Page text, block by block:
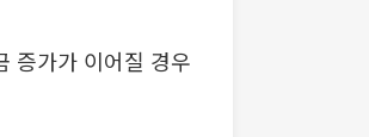
증가가 이어질 경우